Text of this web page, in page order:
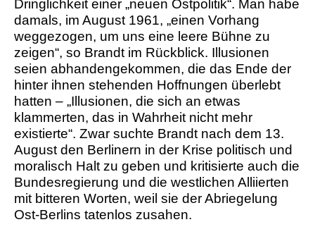
Dringlichkeit einer „neuen Ostpolitik“. Man habe
damals, im August 1961, „einen Vorhang
weggezogen, um uns eine leere Bühne zu
zeigen“, so Brandt im Rückblick. Illusionen
seien abhandengekommen, die das Ende der
hinter ihnen stehenden Hoffnungen überlebt
hatten – „Illusionen, die sich an etwas
klammerten, das in Wahrheit nicht mehr
existierte“. Zwar suchte Brandt nach dem 13.
August den Berlinern in der Krise politisch und
moralisch Halt zu geben und kritisierte auch die
Bundesregierung und die westlichen Alliierten
mit bitteren Worten, weil sie der Abriegelung
Ost-Berlins tatenlos zusahen.